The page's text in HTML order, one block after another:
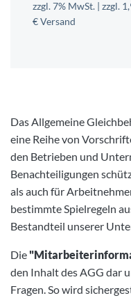
zzgl. 7% MwSt. | zzgl.
€ Versand
Das Allgemeine
eine Reihe von
den Betrieben und
Benachteiligungen
als auch für
bestimmte Spielregeln
Bestandteil unserer
Die
den Inhalt des AGG dar
Fragen. So wird